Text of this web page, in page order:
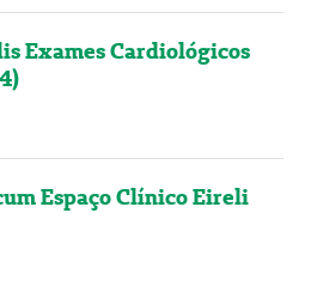
Exames Cardiológicos
Espaço Clínico Eireli